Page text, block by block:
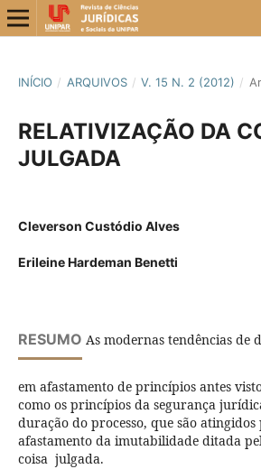
INÍCIO / ARQUIVOS / V. 15 N. 2 (2012) /
RELATIVIZAÇÃO DA
JULGADA
Cleverson Custódio Alves
Erileine Hardeman Benetti
RESUMO As modernas tendências de
em afastamento de princípios antes
como os princípios da segurança
duração do processo, que são
afastamento da imutabilidade ditada
coisa julgada.